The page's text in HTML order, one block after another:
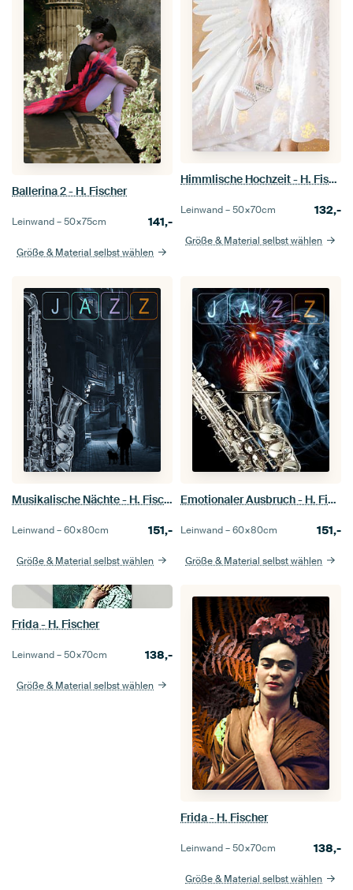
Ballerina 2 - H. Fischer
Leinwand –50×75cm 141,-
Größe & Material selbst wählen
Himmlische Hochzeit - H. Fischer
Leinwand –50×70cm 132,-
Größe & Material selbst wählen
Musikalische Nächte - H. Fischer
Leinwand –60×80cm 151,-
Größe & Material selbst wählen
Emotionaler Ausbruch - H. Fischer
Leinwand –60×80cm 151,-
Größe & Material selbst wählen
Frida - H. Fischer
Leinwand –50×70cm 138,-
Größe & Material selbst wählen
Frida - H. Fischer
Leinwand –50×70cm 138,-
Größe & Material selbst wählen